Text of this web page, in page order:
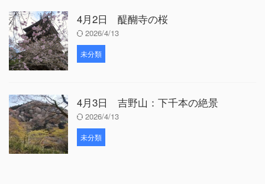
4月2日 醍醐寺の桜
2026/4/13
未分類
4月3日 吉野山：下千本の絶景
2026/4/13
未分類